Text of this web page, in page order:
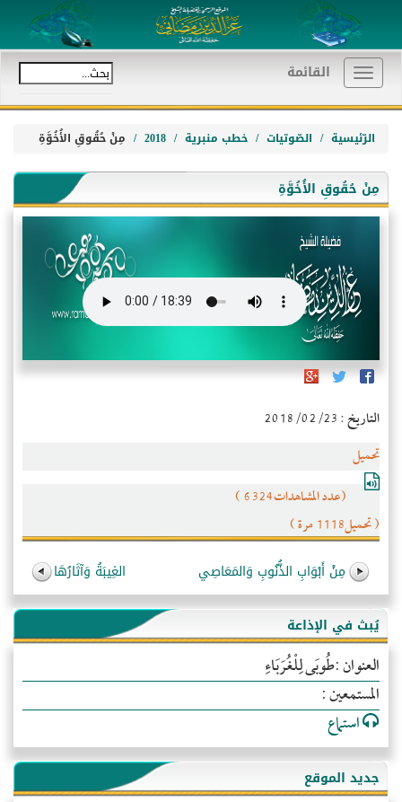
Toggle
navigation
القائمة
الرّئيسية الصّوتيات خطب منبرية 2018 مِنْ حُقُوقِ الأُخُوَّةِ
مِنْ حُقُوقِ الأُخُوَّةِ
التاريخ : 2018/02/23
تحميل
(عدد المشاهدات6324 )
( تحميل1118 مرة )
مِنْ أَبْوَابِ الذُّنُوبِ وَالمَعَاصِي الغِيبَةُ وَآثَارُهَا
يُبث في الإذاعة
العنوان :طُوبَى لِلْغُرَبَاءِ
المستمعين :
استماع
جديد الموقع